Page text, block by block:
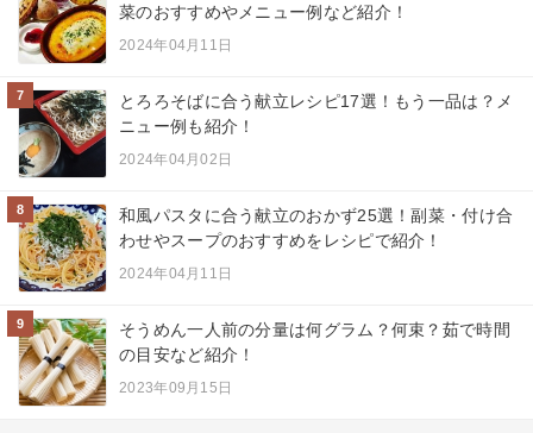
菜のおすすめやメニュー例など紹介！
2024年04月11日
7
とろろそばに合う献立レシピ17選！もう一品は？メ
ニュー例も紹介！
2024年04月02日
8
和風パスタに合う献立のおかず25選！副菜・付け合
わせやスープのおすすめをレシピで紹介！
2024年04月11日
9
そうめん一人前の分量は何グラム？何束？茹で時間
の目安など紹介！
2023年09月15日